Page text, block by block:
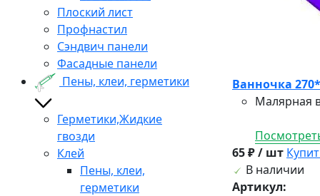
Плоский лист
Профнастил
Сэндвич панели
Фасадные панели
Пены, клеи, герметики
Герметики,Жидкие
гвозди
Клей
Пены, клеи,
герметики
Ванночка
Малярная
65 ₽ / шт
В наличии
Артикул: